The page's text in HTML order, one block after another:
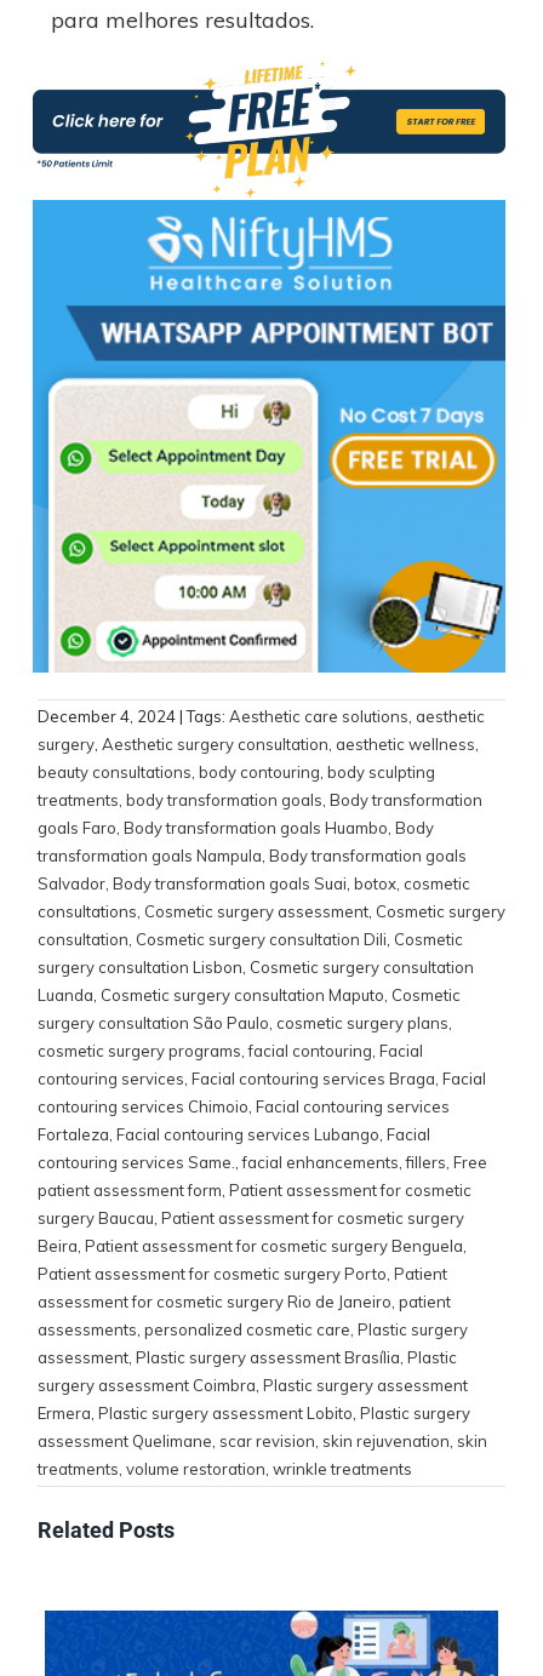
para melhores resultados.
December 4, 2024| Tags: Aesthetic care solutions aesthetic
surgery, Aesthetic surgery consultation aesthetic wellness
beauty consultations body contouring body sculpting
treatments body transformation goals Body transformation
goals Faro Body transformation goals Huambo Body
transformation goals Nampula Body transformation goals
Salvador, Body transformation goals Suai botox, cosmetic
consultations Cosmetic surgery assessment, Cosmetic surgery
consultation Cosmetic surgery consultation Dili Cosmetic
surgery consultation Lisbon Cosmetic surgery consultation
Luanda Cosmetic surgery consultation Maputo Cosmetic
surgery consultation São Paulo cosmetic surgery plans
cosmetic surgery programs ,facial contouring Facial
contouring services Facial contouring services Braga Facial
contouring services Chimoio Facial contouring services
Fortaleza Facial contouring services Lubango Facial
contouring services Same. ,facial enhancements ,fillers Free
patient assessment form Patient assessment for cosmetic
surgery Baucau Patient assessment for cosmetic surgery
Beira Patient assessment for cosmetic surgery Benguela
Patient assessment for cosmetic surgery Porto Patient
assessment for cosmetic surgery Rio de Janeiro patient
assessments personalized cosmetic care Plastic surgery
assessment, Plastic surgery assessment Brasília Plastic
surgery assessment Coimbra Plastic surgery assessment
Ermera Plastic surgery assessment Lobito Plastic surgery
assessment Quelimane scar revision skin rejuvenation skin
treatments volume restoration wrinkle treatments
Related Posts